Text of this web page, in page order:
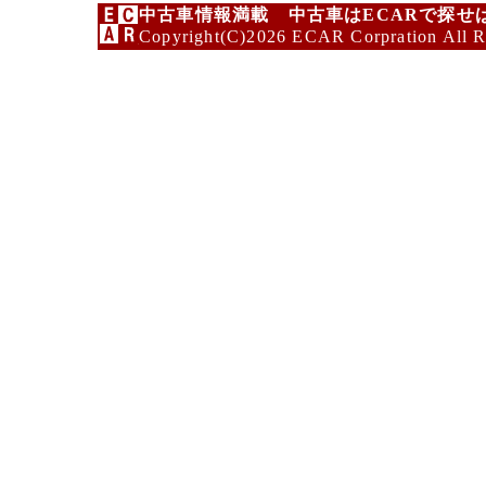
中古車情報満載 中古車はECARで探せ
Copyright(C)2026 ECAR Corpration All